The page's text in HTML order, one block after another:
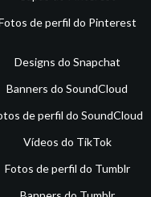
de perfil do Pinterest
Designs do Snapchat
Banners do SoundCloud
de perfil do SoundCloud
Vídeos do TikTok
Fotos de perfil do Tumblr